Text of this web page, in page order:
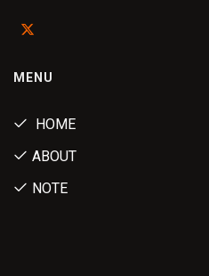
MENU
HOME
ABOUT
NOTE